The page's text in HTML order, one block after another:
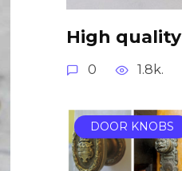
High
0 1.8k.
DOOR KNOBS